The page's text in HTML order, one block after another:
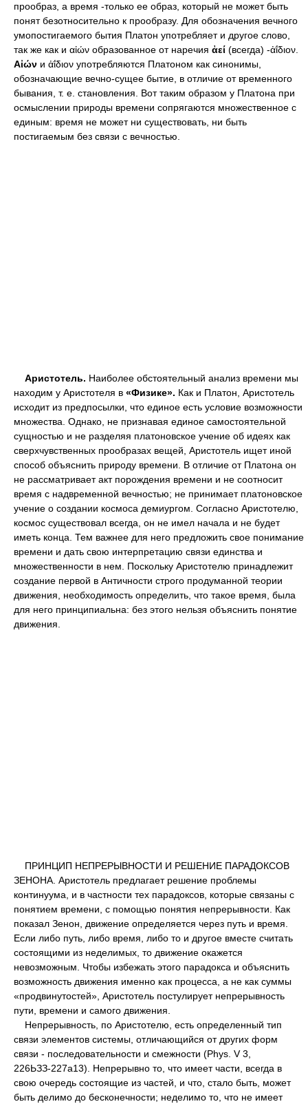
прообраз, а время -только ее образ, который не может быть
понят безотносительно к прообразу. Для обозначения вечного
умопостигаемого бытия Платон употребляет и другое слово,
так же как и αἰών образованное от наречия ἀεί (всегда) -ἀΐδιον.
Αἰών и ἀΐδιον употребляются Платоном как синонимы,
обозначающие вечно-сущее бытие, в отличие от временного
бывания, т. е. становления. Вот таким образом у Платона при
осмыслении природы времени сопрягаются множественное с
единым: время не может ни существовать, ни быть
постигаемым без связи с вечностью.
Аристотель. Наиболее обстоятельный анализ времени мы
находим у Аристотеля в «Физике». Как и Платон, Аристотель
исходит из предпосылки, что единое есть условие возможности
множества. Однако, не признавая единое самостоятельной
сущностью и не разделяя платоновское учение об идеях как
сверхчувственных прообразах вещей, Аристотель ищет иной
способ объяснить природу времени. В отличие от Платона он
не рассматривает акт порождения времени и не соотносит
время с надвременной вечностью; не принимает платоновское
учение о создании космоса демиургом. Согласно Аристотелю,
космос существовал всегда, он не имел начала и не будет
иметь конца. Тем важнее для него предложить свое понимание
времени и дать свою интерпретацию связи единства и
множественности в нем. Поскольку Аристотелю принадлежит
создание первой в Античности строго продуманной теории
движения, необходимость определить, что такое время, была
для него принципиальна: без этого нельзя объяснить понятие
движения.
ПРИНЦИП НЕПРЕРЫВНОСТИ И РЕШЕНИЕ ПАРАДОКСОВ
ЗЕНОНА. Аристотель предлагает решение проблемы
континуума, и в частности тех парадоксов, которые связаны с
понятием времени, с помощью понятия непрерывности. Как
показал Зенон, движение определяется через путь и время.
Если либо путь, либо время, либо то и другое вместе считать
состоящими из неделимых, то движение окажется
невозможным. Чтобы избежать этого парадокса и объяснить
возможность движения именно как процесса, а не как суммы
«продвинутостей», Аристотель постулирует непрерывность
пути, времени и самого движения.
Непрерывность, по Аристотелю, есть определенный тип
связи элементов системы, отличающийся от других форм
связи - последовательности и смежности (Phys. V 3,
226ЬЗЗ-227а13). Непрерывно то, что имеет части, всегда в
свою очередь состоящие из частей, и что, стало быть, может
быть делимо до бесконечности; неделимо то, что не имеет